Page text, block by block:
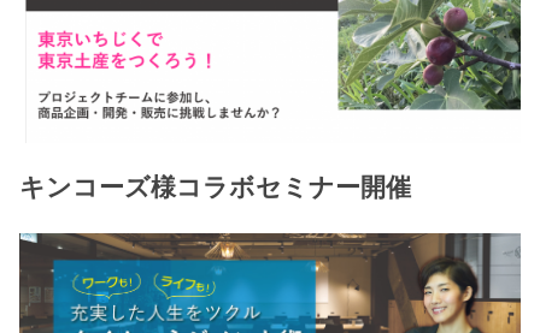
キンコーズ様コラボセミナー開催